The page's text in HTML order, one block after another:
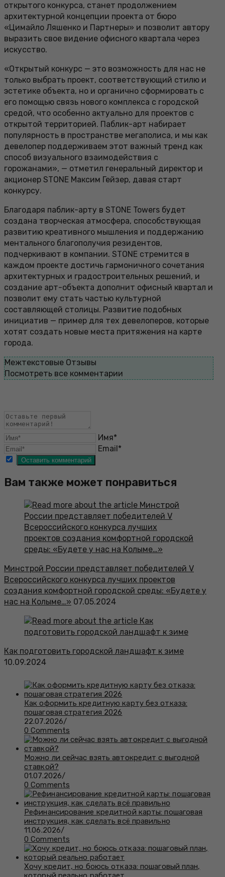
открытого конкурса, станет продолжением
архитектурной концепции проекта от бюро
«Цимайло Ляшенко и Партнеры» и позволит автору
выразить свое видение офисного квартала через
искусство.
«Открытый конкурс — это возможность для нас не
только выбрать проект, соответствующий стилю и
эстетике объекта, но и органично сформировать с
его помощью связь нового комплекса с городской
средой, что особенно актуально для проектов с
открытой территорией. Паблик-арт набирает
популярность в пространстве мегаполиса, и мы как
девелопер поддерживаем этот важный тренд как
способ визуального взаимодействия с
горожанами», — отметил генеральный директор и
акционер STONE Максим Гейзер, давая старт
конкурсу.
Благодаря паблик-арту в STONE Towers будет
создана творческая атмосфера, способствующая
развитию креативного мышления и поддержанию
ментального благополучия резидентов,
подчеркивают в компании. STONE стремится в
каждом проекте достичь гармоничного сочетания
архитектурных и градостроительных решений, и
создание арт-объекта дополнит офисный квартал и
позволит ему стать частью культурной
составляющей столицы. Развитие подобных
инициатив — пример для тех девелоперов, которые
хотят создать новые места притяжения на карте
города.
Межтекстовые Отзывы
Посмотреть все комментарии
Имя*
Email*
Вам также может понравиться
Минстрой России представляет победителей V
Всероссийского конкурса лучших проектов
создания комфортной городской среды: «Будете у
нас на Колыме…» 07.05.2024
Как подготовить городской ландшафт к зиме
10.09.2024
Как оформить кредитную карту без отказа:
пошаговая стратегия 2026
22.07.2026/
0 Comments
Можно ли сейчас взять автокредит с выгодной
ставкой?
01.07.2026/
0 Comments
Рефинансирование кредитной карты: пошаговая
инструкция, как сделать всё правильно
11.06.2026/
0 Comments
Хочу кредит, но боюсь отказа: пошаговый план,